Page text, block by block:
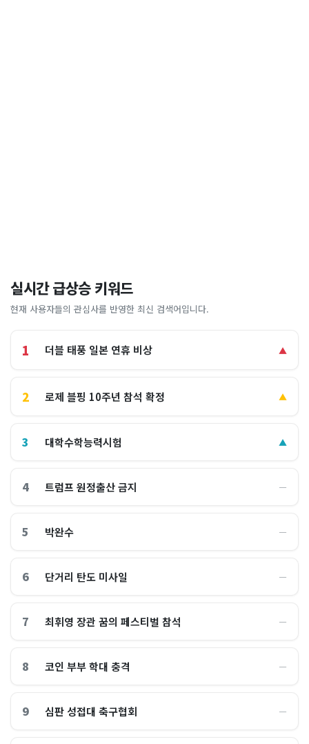
실시간 급상승 키워드
현재 사용자들의 관심사를 반영한 최신 검색어입니다.
1 더블 태풍 일본 연휴 비상 ▲
2 로제 블핑 10주년 참석 확정 ▲
3 대학수학능력시험 ▲
4 트럼프 원정출산 금지 ―
5 박완수 ―
6 단거리 탄도 미사일 ―
7 최휘영 장관 꿈의 페스티벌 참석 ―
8 코인 부부 학대 충격 ―
9 심판 성접대 축구협회 ―